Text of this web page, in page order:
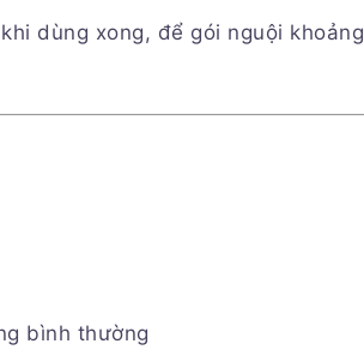
dùng xong, để gói nguội khoảng
bình thường